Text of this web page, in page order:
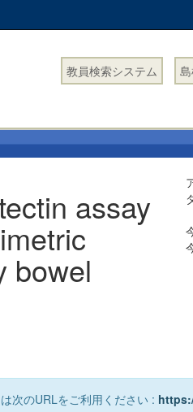
教員検索システム
assay
bowel
次のURLをご利用ください :